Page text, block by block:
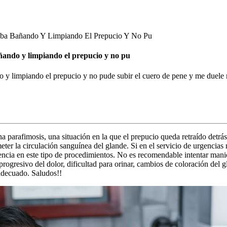
Bañando Y Limpiando El Prepucio Y No Pu
y limpiando el prepucio y no pu
limpiando el prepucio y no pude subir el cuero de pene y me
parafimosis, una situación en la que el prepucio queda retraído
la circulación sanguínea del glande. Si en el servicio de
en este tipo de procedimientos. No es recomendable intentar
del dolor, dificultad para orinar, cambios de coloración
Saludos!!